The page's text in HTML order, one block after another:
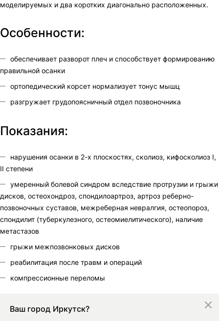
моделируемых и два коротких диагонально расположенных.
Особенности:
обеспечивает разворот плеч и способствует формированию
правильной осанки
ортопедический корсет нормализует тонус мышц
разгружает грудопоясничный отдел позвоночника
Показания:
нарушения осанки в 2-х плоскостях, сколиоз, кифосколиоз I,
II степени
умеренный болевой синдром вследствие протрузии и грыжи
дисков, остеохондроз, спондилоартроз, артроз реберно-
позвоночных суставов, межреберная невралгия, остеопороз,
спондилит (туберкулезного, остеомиелитического), наличие
метастазов
грыжи межпозвонковых дисков
реабилитация после травм и операций
компрессионные переломы
Ваш город Иркутск?